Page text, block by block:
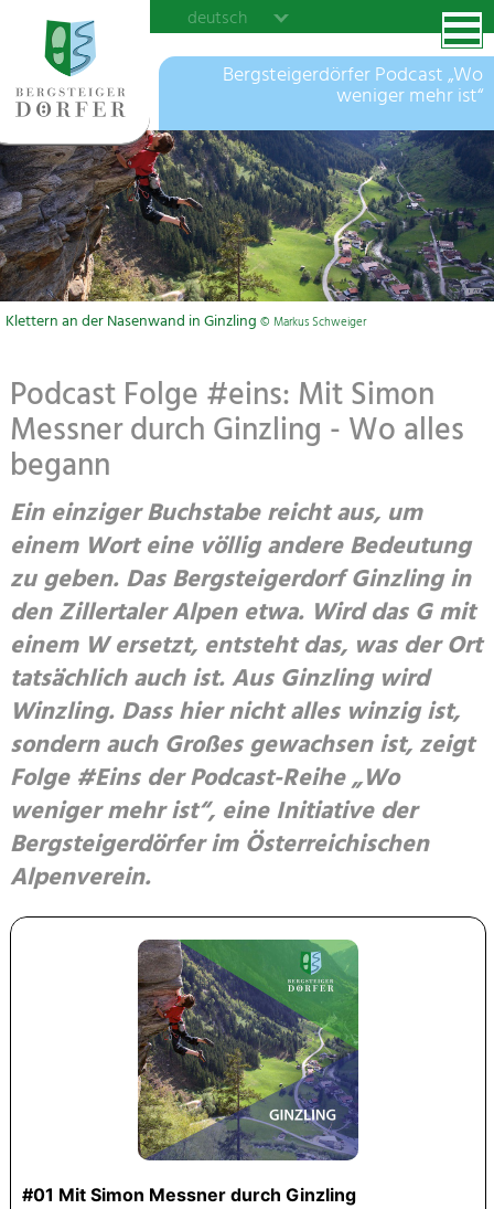
deutsch
Bergsteigerdörfer Podcast „Wo
weniger mehr ist“
Klettern an der Nasenwand in Ginzling © Markus Schweiger
Podcast Folge #eins: Mit Simon
Messner durch Ginzling - Wo alles
begann
Ein einziger Buchstabe reicht aus, um
einem Wort eine völlig andere Bedeutung
zu geben. Das Bergsteigerdorf Ginzling in
den Zillertaler Alpen etwa. Wird das G mit
einem W ersetzt, entsteht das, was der Ort
tatsächlich auch ist. Aus Ginzling wird
Winzling. Dass hier nicht alles winzig ist,
sondern auch Großes gewachsen ist, zeigt
Folge #Eins der Podcast-Reihe „Wo
weniger mehr ist“, eine Initiative der
Bergsteigerdörfer im Österreichischen
Alpenverein.